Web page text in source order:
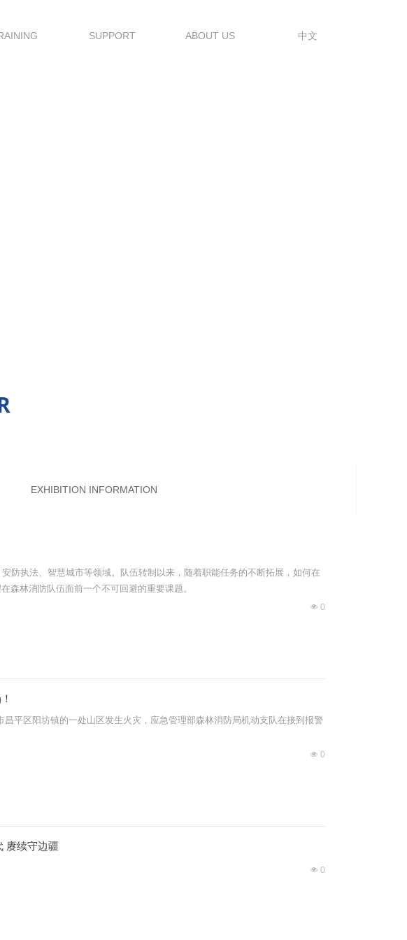
SUPPORT ABOUT US 中文
EXHIBITION INFORMATION
防执法、智慧城市等领域。队伍转制以来，随着职能任务的不断拓展，如何在
森林消防队伍面前一个不可回避的重要课题。
넶 0
平区阳坊镇的一处山区发生火灾，应急管理部森林消防局机动支队在接到报警
넶 0
赓续守边疆
넶 0